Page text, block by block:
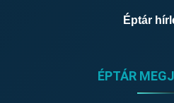
Éptár
ÉPTÁR